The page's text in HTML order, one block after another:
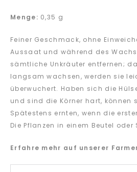
Menge: 0,35 g
Feiner Geschmack, ohne
Aussaat und während des
sämtliche Unkräuter entfernen;
langsam wachsen, werden sie
überwuchert. Haben sich die
und sind die Körner hart, können
Spätestens ernten, wenn die
Die Pflanzen in einem Beutel
Erfahre mehr auf unserer